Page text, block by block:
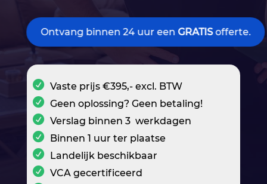
Ontvang binnen 24 uur een GRATISofferte.
Vaste prijs €395,- excl. BTW
Geen oplossing? Geen betaling!
Verslag binnen 3 werkdagen
Binnen 1 uur ter plaatse
Landelijk beschikbaar
VCA gecertificeerd